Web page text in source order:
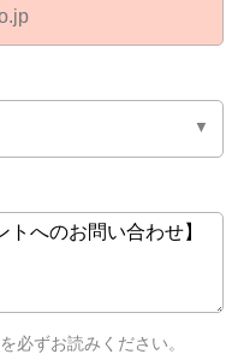
を必ずお読みください。